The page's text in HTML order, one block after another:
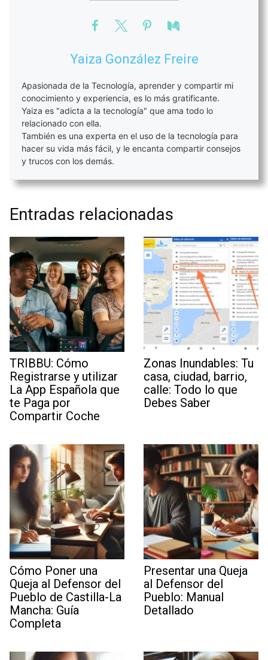
Yaiza González Freire
Apasionada de la Tecnología, aprender y compartir mi
conocimiento y experiencia, es lo más gratificante.
Yaiza es "adicta a la tecnología" que ama todo lo
relacionado con ella.
También es una experta en el uso de la tecnología para
hacer su vida más fácil, y le encanta compartir consejos
y trucos con los demás.
Entradas relacionadas
TRIBBU: Cómo
Registrarse y utilizar
La App Española que
te Paga por
Compartir Coche
Zonas Inundables: Tu
casa, ciudad, barrio,
calle: Todo lo que
Debes Saber
Cómo Poner una
Queja al Defensor del
Pueblo de Castilla-La
Mancha: Guía
Completa
Presentar una Queja
al Defensor del
Pueblo: Manual
Detallado